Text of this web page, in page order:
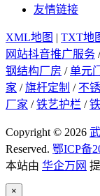
友情链接
XML地图 | TXT地
网站抖音推广服务
钢结构厂房 /单元
家 /旗杆定制 / 不
厂家 /铁艺护栏 /
Copyright © 2026
Reserved. 鄂ICP备
本站由 华企万网
×